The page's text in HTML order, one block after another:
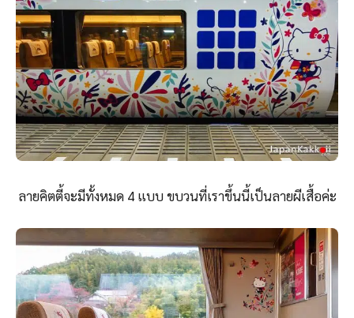
ลายคิตตี้จะมีทั้งหมด 4 แบบ ขบวนที่เราขึ้นนี้เป็นลายผีเสื้อค่ะ